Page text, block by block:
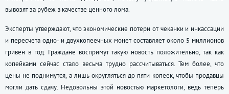
вывозят за рубеж в качестве ценного лома.
Эксперты утверждают, что экономические потери от чеканки и инкассации
и пересчета одно- и двухкопеечных монет составляет около 5 миллионов
гривен в год. Граждане воспримут такую новость положительно, так как
копейками сейчас стало весьма трудно рассчитываться. Тем более, что
цены не поднимутся, а лишь округляться до пяти копеек, чтобы продавцы
могли дать сдачу. Недовольны этой новостью маркетологи, ведь теперь